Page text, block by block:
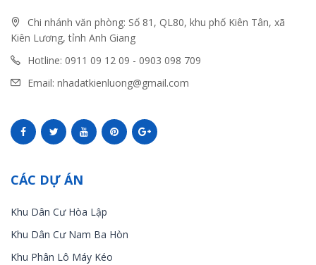
Chi nhánh văn phòng: Số 81, QL80, khu phố Kiên Tân, xã
Kiên Lương, tỉnh Anh Giang
Hotline: 0911 09 12 09 - 0903 098 709
Email: nhadatkienluong@gmail.com
CÁC DỰ ÁN
Khu Dân Cư Hòa Lập
Khu Dân Cư Nam Ba Hòn
Khu Phân Lô Máy Kéo